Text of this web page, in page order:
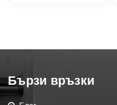
Бързи връзки